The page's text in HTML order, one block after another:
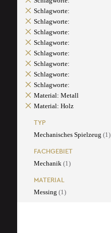
Schlagworte:
Schlagworte:
Schlagworte:
Schlagworte:
Schlagworte:
Schlagworte:
Schlagworte:
Schlagworte:
Material: Metall
Material: Holz
TYP
Mechanisches Spielzeug (1)
FACHGEBIET
Mechanik (1)
MATERIAL
Messing (1)